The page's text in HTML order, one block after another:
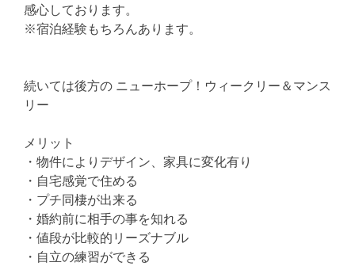
感心しております。
※宿泊経験もちろんあります。
続いては後方の ニューホープ！ウィークリー＆マンス
リー
メリット
・物件によりデザイン、家具に変化有り
・自宅感覚で住める
・プチ同棲が出来る
・婚約前に相手の事を知れる
・値段が比較的リーズナブル
・自立の練習ができる